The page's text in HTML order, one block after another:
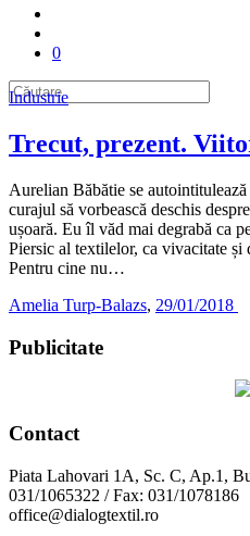
0
Industrie
Trecut, prezent.
Aurelian Băbătie se
curajul să vorbească deschis
ușoară. Eu îl văd mai degrabă ca
Piersic al textilelor, ca vivacitate și
Pentru cine nu…
Amelia Turp-Balazs, 29/01/2018
Publicitate
Contact
Piata Lahovari 1A, Sc. C, Ap.1,
031/1065322 / Fax: 031/1078186
office@dialogtextil.ro